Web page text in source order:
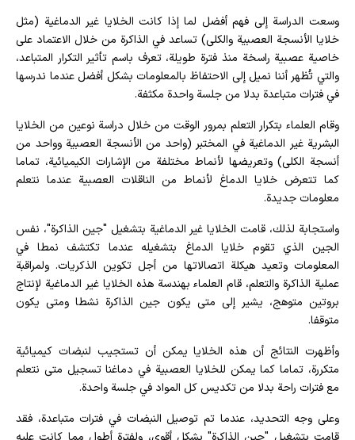
وسعت الدراسة إلى فهم أفضل لما إذا كانت الخلايا غير الدماغية (مثل
خلايا الأنسجة العصبية والكلى) تساعد في الذاكرة من خلال الاعتماد على
خاصية عصبية راسخة منذ فترة طويلة، تعرف باسم تأثير التكرار المتباعد،
والتي تُظهر أننا نميل إلى الاحتفاظ بالمعلومات بشكل أفضل عندما ندرسها
في فترات متباعدة بدلا من جلسة واحدة مكثفة.
وقام العلماء بتكرار التعلم بمرور الوقت من خلال دراسة نوعين من الخلايا
البشرية غير الدماغية في المختبر (واحد من الأنسجة العصبية وواحد من
أنسجة الكلى) وتعريضها لأنماط مختلفة من الإشارات الكيميائية، تماما
كما تتعرض خلايا الدماغ لأنماط من الناقلات العصبية عندما نتعلم
معلومات جديدة.
واستجابة لذلك، قامت الخلايا غير الدماغية بتشغيل "جين الذاكرة"، نفس
الجين الذي تقوم خلايا الدماغ بتشغيله عندما تكتشف نمطا في
المعلومات وتعيد هيكلة اتصالاتها من أجل تكوين الذكريات. ولمراقبة
عملية الذاكرة والتعلم، قام العلماء بهندسة هذه الخلايا غير الدماغية لإنتاج
بروتين متوهج، يشير إلى متى يكون جين الذاكرة نشطا ومتى يكون
متوقفا.
وأظهرت النتائج أن هذه الخلايا يمكن أن تستجيب لنبضات كيميائية
متكررة، تماما كما يمكن للخلايا العصبية في دماغنا تسجيل متى نتعلم
مع فترات راحة بدلا من تكديس كل المواد في جلسة واحدة.
وعلى وجه التحديد، عندما تم توصيل النبضات في فترات متباعدة، فقد